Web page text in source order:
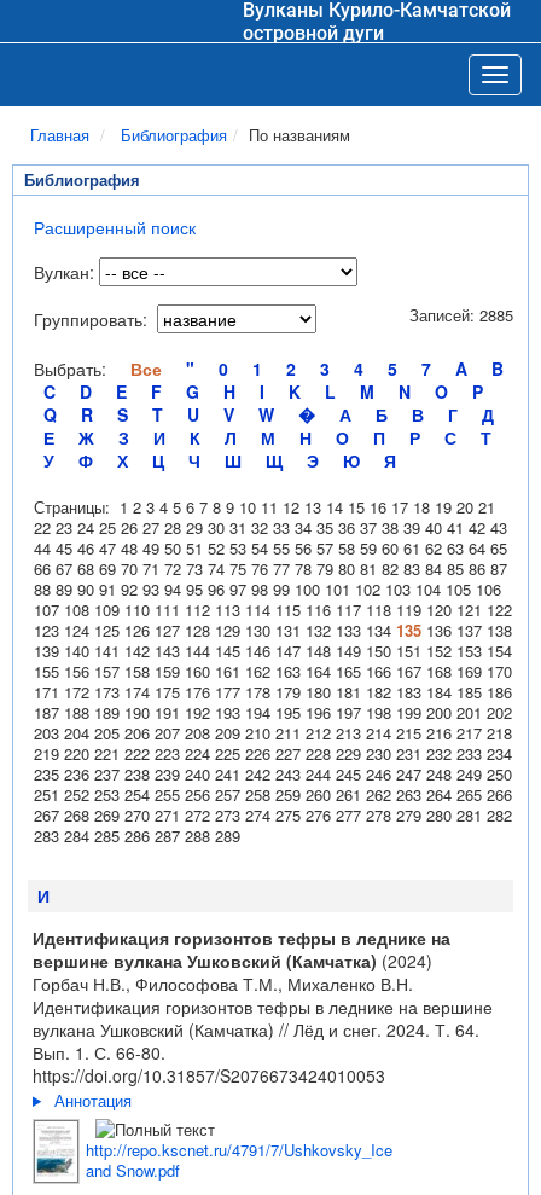
Вулканы Курило-Камчатской
островной дуги
Главная Библиография По названиям
Библиография
Расширенный поиск
Вулкан:
Группировать:
Выбрать: Все " 0 1 2 3 4 5 7 A
B
C
D E F G H I K L M N O
P
Q
R S T U V W � А Б В Г
Д
Е
Ж З И К Л М Н О П Р С
Т
У
Ф Х Ц Ч Ш Щ Э Ю Я
Записей: 2885
Страницы: 1 2 3 4 5 6 7 8 9 10 11 12 13 14 15 16 17 18 19 20 21
22 23 24 25 26 27 28 29 30 31 32 33 34 35 36 37 38 39 40 41 42 43
44 45 46 47 48 49 50 51 52 53 54 55 56 57 58 59 60 61 62 63 64 65
66 67 68 69 70 71 72 73 74 75 76 77 78 79 80 81 82 83 84 85 86 87
88 89 90 91 92 93 94 95 96 97 98 99 100 101 102 103 104 105 106
107 108 109 110 111 112 113 114 115 116 117 118 119 120 121 122
123 124 125 126 127 128 129 130 131 132 133 134 135 136 137 138
139 140 141 142 143 144 145 146 147 148 149 150 151 152 153 154
155 156 157 158 159 160 161 162 163 164 165 166 167 168 169 170
171 172 173 174 175 176 177 178 179 180 181 182 183 184 185 186
187 188 189 190 191 192 193 194 195 196 197 198 199 200 201 202
203 204 205 206 207 208 209 210 211 212 213 214 215 216 217 218
219 220 221 222 223 224 225 226 227 228 229 230 231 232 233 234
235 236 237 238 239 240 241 242 243 244 245 246 247 248 249 250
251 252 253 254 255 256 257 258 259 260 261 262 263 264 265 266
267 268 269 270 271 272 273 274 275 276 277 278 279 280 281 282
283 284 285 286 287 288 289
И
Идентификация горизонтов тефры в леднике на
вершине вулкана Ушковский (Камчатка) (2024)
Горбач Н.В., Философова Т.М., Михаленко В.Н.
Идентификация горизонтов тефры в леднике на вершине
вулкана Ушковский (Камчатка) // Лёд и снег. 2024. Т. 64.
Вып. 1. С. 66-80.
https://doi.org/10.31857/S2076673424010053
Аннотация
http://repo.kscnet.ru/4791/7/Ushkovsky_Ice
and Snow.pdf